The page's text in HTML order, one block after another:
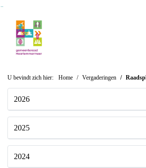
U bevindt zich hier: Home Vergaderingen
2026
2025
2024